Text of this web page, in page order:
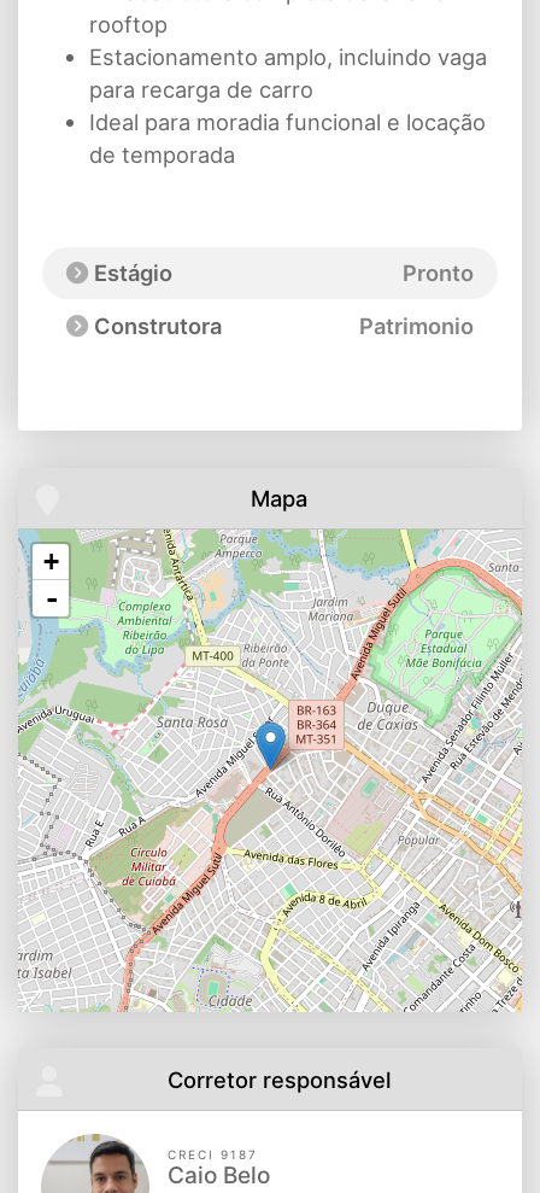
rooftop
Estacionamento amplo, incluindo vaga
para recarga de carro
Ideal para moradia funcional e locação
de temporada
Estágio
Pronto
Construtora
Patrimonio
Mapa
+
-
Corretor responsável
CRECI 9187
Caio Belo